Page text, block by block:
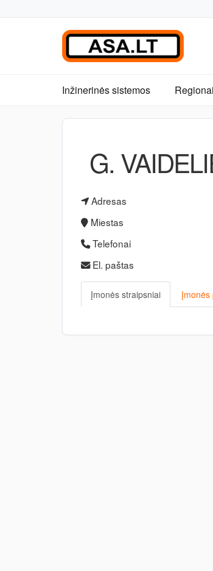
Inžinerinės sistemos Regionai
G.
Adresas
Miestas
Telefonai
El. paštas
Įmonės straipsniai Įmonės